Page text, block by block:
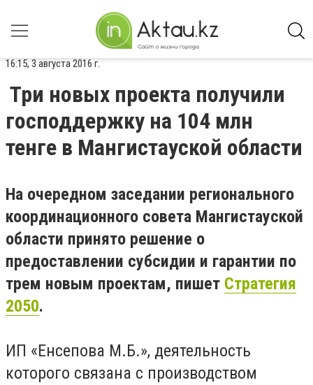
16:15, 3 августа 2016 г.
Три новых проекта получили
господдержку на 104 млн
тенге в Мангистауской области
На очередном заседании регионального
координационного совета Мангистауской
области принято решение о
предоставлении субсидии и гарантии по
трем новым проектам, пишет Стратегия
2050.
ИП «Енсепова М.Б.», деятельность
которого связана с производством